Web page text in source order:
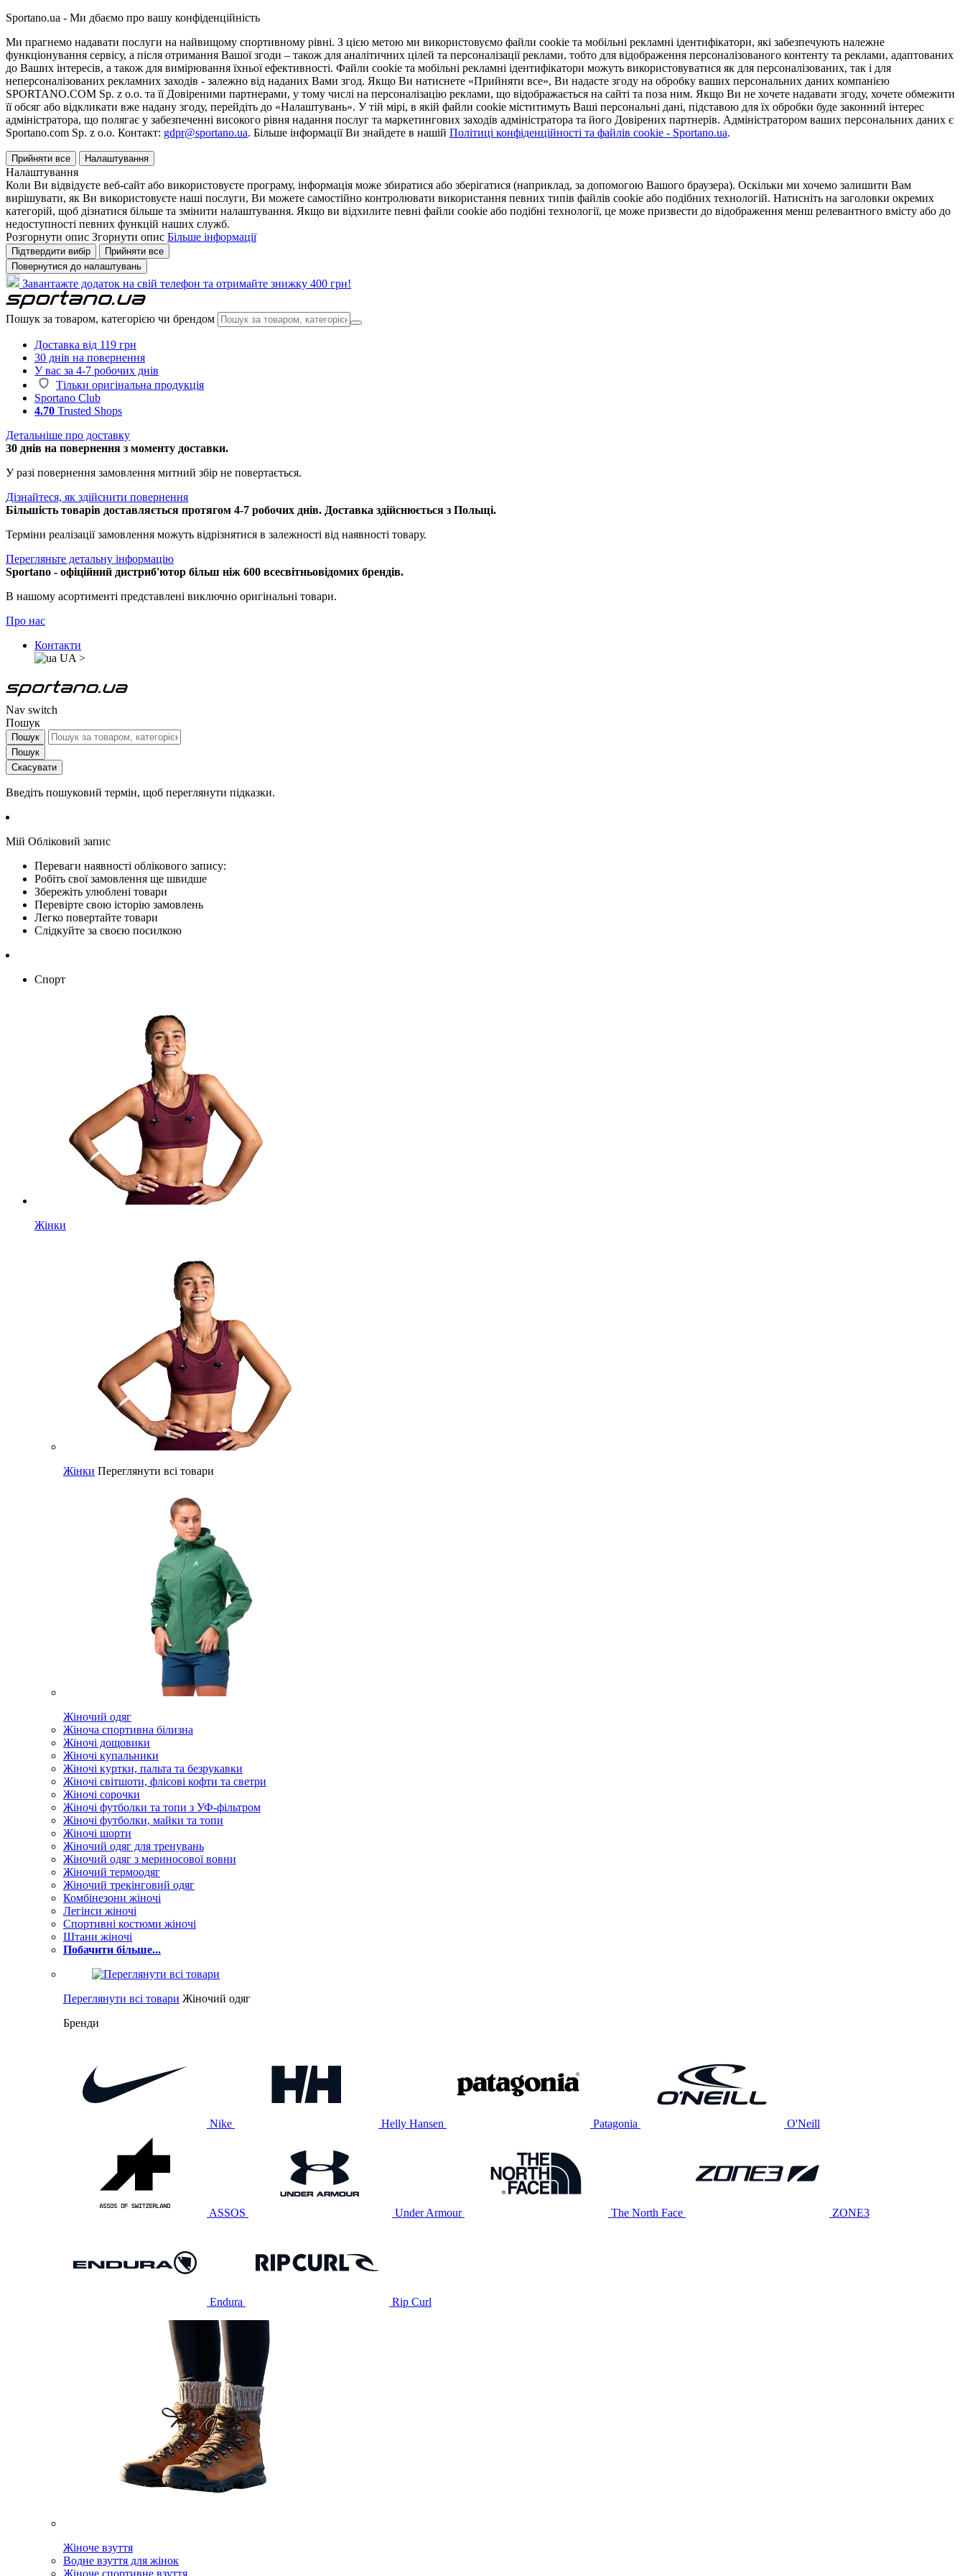
Sportano.ua - Ми дбаємо про вашу конфіденційність
Ми прагнемо надавати послуги на найвищому спортивному рівні. З цією метою ми використовуємо файли cookie та мобільні рекламні ідентифікатори, які забезпечують належне
функціонування сервісу, а після отримання Вашої згоди – також для аналітичних цілей та персоналізації реклами, тобто для відображення персоналізованого контенту та реклами, адаптованих
до Ваших інтересів, а також для вимірювання їхньої ефективності. Файли cookie та мобільні рекламні ідентифікатори можуть використовуватися як для персоналізованих, так і для
неперсоналізованих рекламних заходів - залежно від наданих Вами згод. Якщо Ви натиснете «Прийняти все», Ви надасте згоду на обробку ваших персональних даних компанією
SPORTANO.COM Sp. z o.o. та її Довіреними партнерами, у тому числі на персоналізацію реклами, що відображається на сайті та поза ним. Якщо Ви не хочете надавати згоду, хочете обмежити
її обсяг або відкликати вже надану згоду, перейдіть до «Налаштувань». У тій мірі, в якій файли cookie міститимуть Ваші персональні дані, підставою для їх обробки буде законний інтерес
адміністратора, що полягає у забезпеченні високого рівня надання послуг та маркетингових заходів адміністратора та його Довірених партнерів. Адміністратором ваших персональних даних є
Sportano.com Sp. z o.o. Контакт: gdpr@sportano.ua. Більше інформації Ви знайдете в нашій Політиці конфіденційності та файлів cookie - Sportano.ua.
Прийняти все Налаштування
Налаштування
Коли Ви відвідуєте веб-сайт або використовуєте програму, інформація може збиратися або зберігатися (наприклад, за допомогою Вашого браузера). Оскільки ми хочемо залишити Вам
вирішувати, як Ви використовуєте наші послуги, Ви можете самостійно контролювати використання певних типів файлів cookie або подібних технологій. Натисніть на заголовки окремих
категорій, щоб дізнатися більше та змінити налаштування. Якщо ви відхилите певні файли cookie або подібні технології, це може призвести до відображення менш релевантного вмісту або до
недоступності певних функцій наших служб.
Розгорнути опис Згорнути опис Більше інформації
Підтвердити вибір
Прийняти все
Повернутися до налаштувань
Завантажте додаток на свій телефон та отримайте знижку 400 грн!
Пошук за товаром, категорією чи брендом
Доставка від 119 грн
30 днів на повернення
У вас за 4-7 робочих днів
Тільки оригінальна продукція
Sportano Club
4.70 Trusted Shops
Детальніше про доставку
30 днів на повернення з моменту доставки.
У разі повернення замовлення митний збір не повертається.
Дізнайтеся, як здійснити повернення
Більшість товарів доставляється протягом 4-7 робочих днів. Доставка здійснюється з Польщі.
Терміни реалізації замовлення можуть відрізнятися в залежності від наявності товару.
Перегляньте детальну інформацію
Sportano - офіційний дистриб'ютор більш ніж 600 всесвітньовідомих брендів.
В нашому асортименті представлені виключно оригінальні товари.
Про нас
Контакти
UA >
Nav switch
Пошук
Пошук
Пошук
Скасувати
Введіть пошуковий термін, щоб переглянути підказки.
Мій Обліковий запис
Переваги наявності облікового запису:
Робіть свої замовлення ще швидше
Збережіть улюблені товари
Перевірте свою історію замовлень
Легко повертайте товари
Слідкуйте за своєю посилкою
Спорт
Жінки
Жінки Переглянути всі товари
Жіночий одяг
Жіноча спортивна білизна
Жіночі дощовики
Жіночі купальники
Жіночі куртки, пальта та безрукавки
Жіночі світшоти, флісові кофти та светри
Жіночі сорочки
Жіночі футболки та топи з УФ-фільтром
Жіночі футболки, майки та топи
Жіночі шорти
Жіночий одяг для тренувань
Жіночий одяг з мериносової вовни
Жіночий термоодяг
Жіночий трекінговий одяг
Комбінезони жіночі
Легінси жіночі
Спортивні костюми жіночі
Штани жіночі
Побачити більше...
Переглянути всі товари Жіночий одяг
Бренди
Nike Helly Hansen Patagonia O'Neill
ASSOS Under Armour The North Face ZONE3
Endura Rip Curl
Жіноче взуття
Водне взуття для жінок
Жіноче спортивне взуття